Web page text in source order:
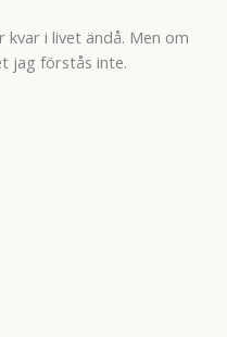
i livet ändå. Men om
jag förstås inte.